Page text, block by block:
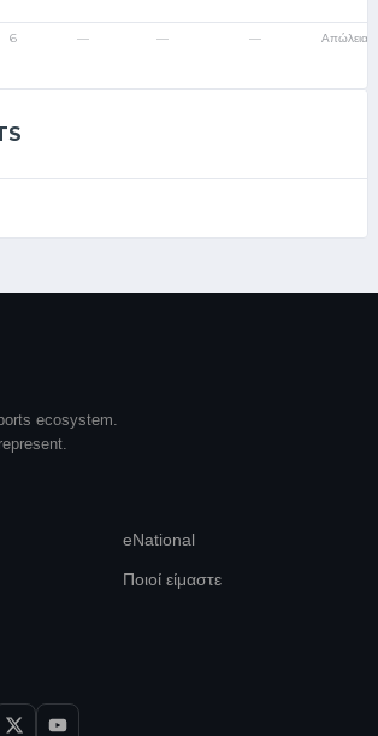
6 — — — Απώλεια
ecosystem.
eNational
Ποιοί είμαστε